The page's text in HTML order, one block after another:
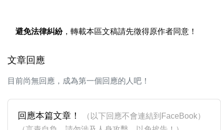
避免法律糾紛，轉載本區文稿請先徵得原作者同意！
文章回應
目前尚無回應，成為第一個回應的人吧！
回應本篇文章！
（以下回應不會連結到FaceBook）